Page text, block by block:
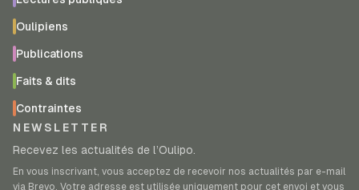
Oulipiens
Publications
Faits & dits
Contraintes
NEWSLETTER
Recevez les actualités de l’Oulipo.
En vous inscrivant, vous acceptez de recevoir nos actualités par e-mail
via Brevo. Votre adresse est utilisée uniquement pour cet envoi et vous